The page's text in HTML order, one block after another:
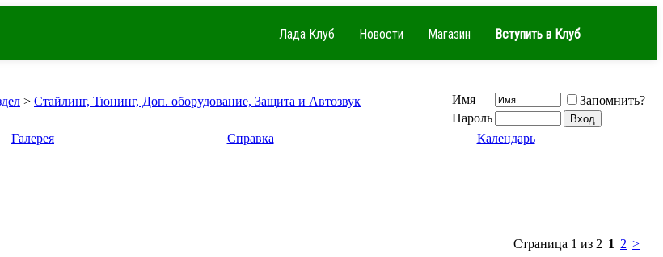
Лада Клуб Новости Магазин Вступить в Клуб
> Стайлинг, Тюнинг, Доп. оборудование, Защита и Автозвук Имя
Запомнить?
Пароль
Галерея Справка Календарь
Страница 1 из 2 1 2 >